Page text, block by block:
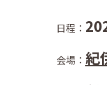
日程：
会場： 紀